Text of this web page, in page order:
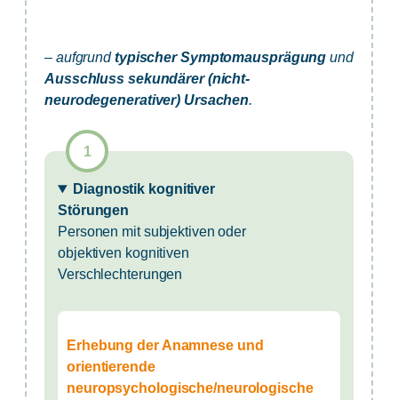
– aufgrundtypischer Symptomausprägung und
Ausschluss sekundärer (nicht-
neurodegenerativer) Ursachen.
Diagnostik kognitiver
Störungen
Personen mit subjektiven oder
objektiven kognitiven
Verschlechterungen
Erhebung der Anamnese und
orientierende
neuropsychologische/neurologische